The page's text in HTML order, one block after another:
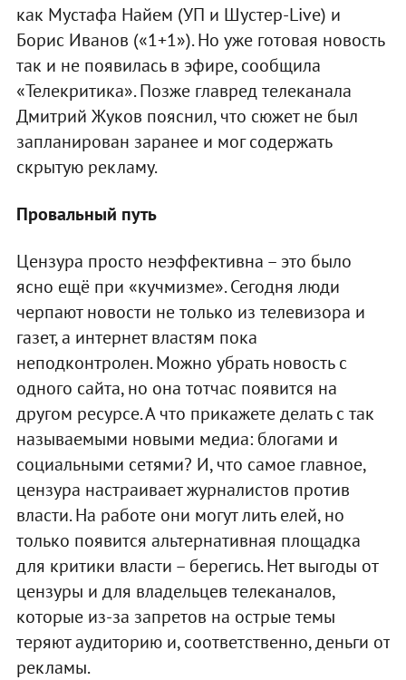
как Мустафа Найем (УП и Шустер-Live) и
Борис Иванов («1+1»). Но уже готовая новость
так и не появилась в эфире, сообщила
«Телекритика». Позже главред телеканала
Дмитрий Жуков пояснил, что сюжет не был
запланирован заранее и мог содержать
скрытую рекламу.
Провальный путь
Цензура просто неэффективна – это было
ясно ещё при «кучмизме». Сегодня люди
черпают новости не только из телевизора и
газет, а интернет властям пока
неподконтролен. Можно убрать новость с
одного сайта, но она тотчас появится на
другом ресурсе. А что прикажете делать с так
называемыми новыми медиа: блогами и
социальными сетями? И, что самое главное,
цензура настраивает журналистов против
власти. На работе они могут лить елей, но
только появится альтернативная площадка
для критики власти – берегись. Нет выгоды от
цензуры и для владельцев телеканалов,
которые из-за запретов на острые темы
теряют аудиторию и, соответственно, деньги от
рекламы.